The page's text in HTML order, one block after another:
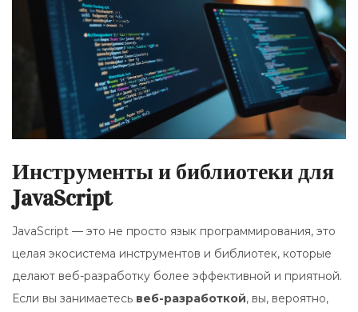
Инструменты и библиотеки для
JavaScript
JavaScript — это не просто язык программирования, это
целая экосистема инструментов и библиотек, которые
делают веб-разработку более эффективной и приятной.
Если вы занимаетесь веб-разработкой, вы, вероятно,